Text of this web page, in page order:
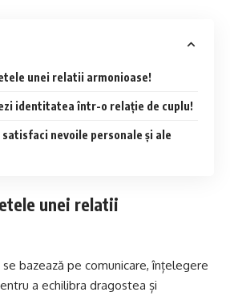
unei relatii armonioase!
identitatea într-o relație de cuplu!
satisfaci nevoile personale și ale
unei relatii
bazează pe comunicare, înțelegere
a echilibra dragostea și